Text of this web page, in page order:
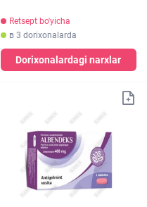
Retsept bo'yicha
в 3 dorixonalarda
Dorixonalardagi narxlar